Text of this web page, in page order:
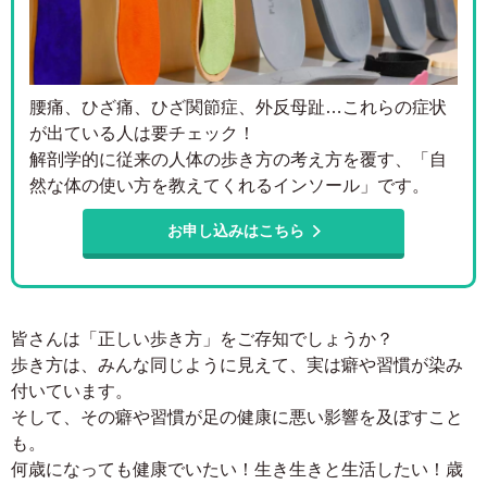
腰痛、ひざ痛、ひざ関節症、外反母趾…これらの症状
が出ている人は要チェック！
解剖学的に従来の人体の歩き方の考え方を覆す、「自
然な体の使い方を教えてくれるインソール」です。
お申し込みはこちら
皆さんは「正しい歩き方」をご存知でしょうか？
歩き方は、みんな同じように見えて、実は癖や習慣が染み
付いています。
そして、その癖や習慣が足の健康に悪い影響を及ぼすこと
も。
何歳になっても健康でいたい！生き生きと生活したい！歳